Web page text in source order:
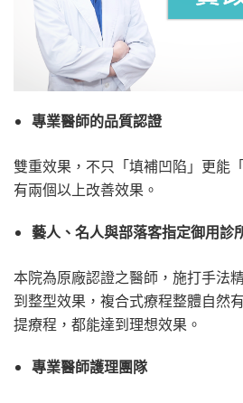
專業醫師的品質認證
雙重效果，不只「填補凹陷」更能
有兩個以上改善效果。
藝人、名人與部落客指定御用診
本院為原廠認證之醫師，施打手法
到整型效果，複合式療程整體自然
提療程，都能達到理想效果。
專業醫師護理團隊